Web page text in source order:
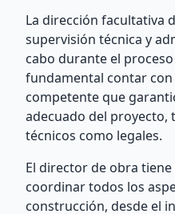
La dirección facultativa
supervisión técnica y
cabo durante el
fundamental contar
competente que
adecuado del proyecto,
técnicos como legales.
El director de obra
coordinar todos los
construcción, desde el